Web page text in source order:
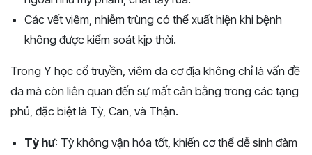
Các vết viêm, nhiễm trùng có thể xuất hiện khi bệnh
không được kiểm soát kịp thời.
Trong Y học cổ truyền, viêm da cơ địa không chỉ là vấn đề
da mà còn liên quan đến sự mất cân bằng trong các tạng
phủ, đặc biệt là Tỳ, Can, và Thận.
Tỳ hư: Tỳ không vận hóa tốt, khiến cơ thể dễ sinh đàm